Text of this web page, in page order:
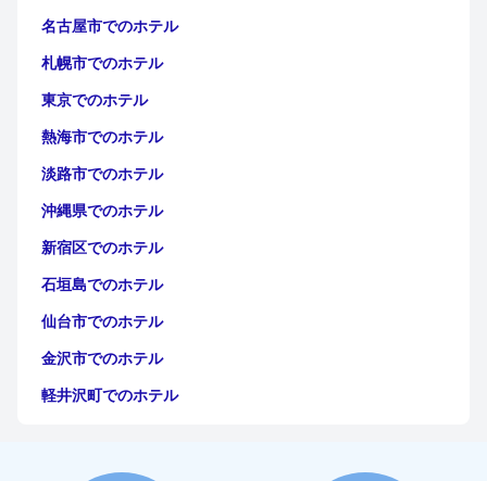
名古屋市でのホテル
札幌市でのホテル
東京でのホテル
熱海市でのホテル
淡路市でのホテル
沖縄県でのホテル
新宿区でのホテル
石垣島でのホテル
仙台市でのホテル
金沢市でのホテル
軽井沢町でのホテル
神戸市でのホテル